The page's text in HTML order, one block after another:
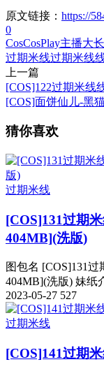
原文链接： https://
0
CosCosPlay主播大
过期米线过期米线
上一篇
[COS]122过期米线
[COS]面饼仙儿-黑
猜你喜欢
过期米线
[COS]131过期
404MB](洗版)
图包名 [COS]131
404MB](洗版) 妹纸
2023-05-27 527
过期米线
[COS]141过期